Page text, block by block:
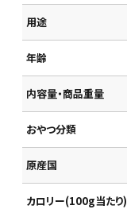
用途
年齢
内容量・商品重量
おやつ分類
原産国
カロリー(100g当たり)